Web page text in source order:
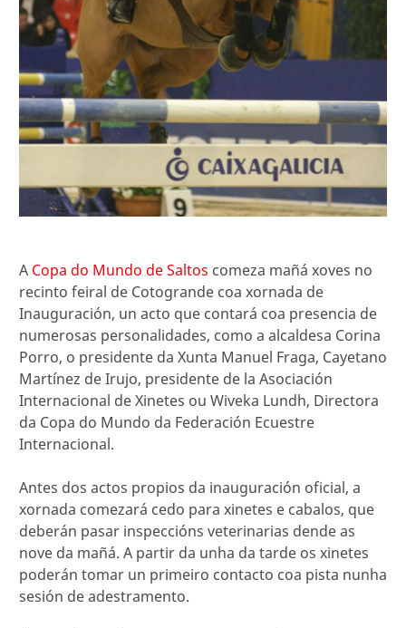
A Copa do Mundo de Saltos comeza mañá xoves no
recinto feiral de Cotogrande coa xornada de
Inauguración, un acto que contará coa presencia de
numerosas personalidades, como a alcaldesa Corina
Porro, o presidente da Xunta Manuel Fraga, Cayetano
Martínez de Irujo, presidente de la Asociación
Internacional de Xinetes ou Wiveka Lundh, Directora
da Copa do Mundo da Federación Ecuestre
Internacional.
Antes dos actos propios da inauguración oficial, a
xornada comezará cedo para xinetes e cabalos, que
deberán pasar inspeccións veterinarias dende as
nove da mañá. A partir da unha da tarde os xinetes
poderán tomar un primeiro contacto coa pista nunha
sesión de adestramento.